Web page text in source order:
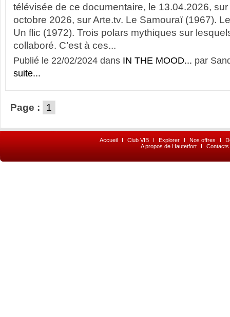
télévisée de ce documentaire, le 13.04.2026,
octobre 2026, sur Arte.tv. Le Samouraï (1967).
Un flic (1972). Trois polars mythiques sur
collaboré. C’est à ces...
Publié le 22/02/2024 dans IN THE MOOD... par
suite...
Page : 1
Accueil I Club VIB I Explorer I Nos offres I
A propos de Hautetfort
I Contacts